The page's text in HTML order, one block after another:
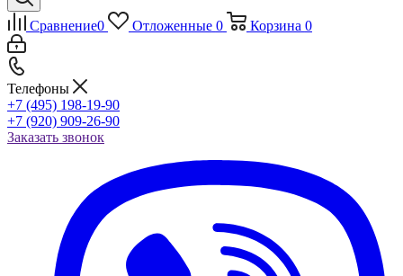
Сравнение0 Отложенные 0 Корзина 0
Телефоны
+7 (495) 198-19-90
+7 (920) 909-26-90
Заказать звонок